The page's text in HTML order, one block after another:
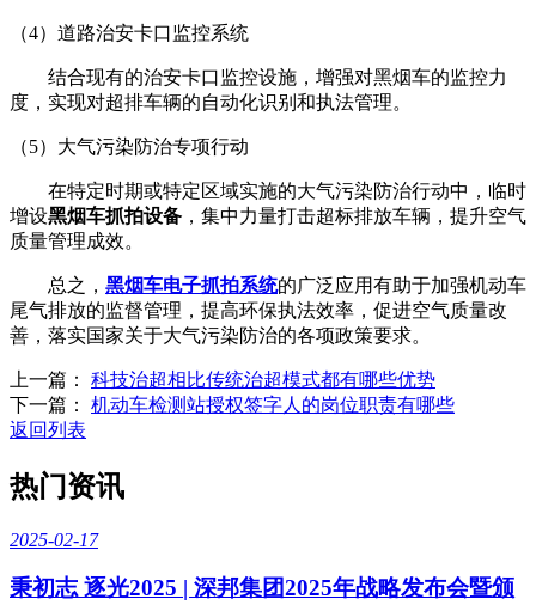
（4）道路治安卡口监控系统
结合现有的治安卡口监控设施，增强对黑烟车的监控力
度，实现对超排车辆的自动化识别和执法管理。
（5）大气污染防治专项行动
在特定时期或特定区域实施的大气污染防治行动中，临时
增设黑烟车抓拍设备 ，集中力量打击超标排放车辆，提升空气
质量管理成效。
总之， 黑烟车电子抓拍系统的广泛应用有助于加强机动车
尾气排放的监督管理，提高环保执法效率，促进空气质量改
善，落实国家关于大气污染防治的各项政策要求。
上一篇：
科技治超相比传统治超模式都有哪些优势
下一篇：
机动车检测站授权签字人的岗位职责有哪些
返回列表
热门资讯
2025-02-17
秉初志 逐光2025 | 深邦集团2025年战略发布会暨颁